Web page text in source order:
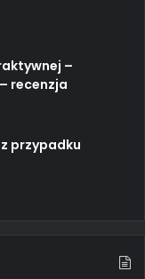
–
recenzja
przypadku